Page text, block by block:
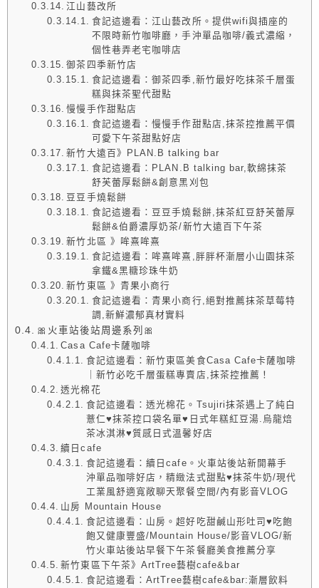
江山藝改所
食記這邊看：江山藝改所。提供wifi與插座的
不限時新竹咖啡廳，手沖單品咖啡/義式濃縮，
個性巷弄老宅咖啡店
御茶四季新竹店
食記這邊看：御茶四季,新竹最好吃抹茶千層蛋
糕與抹茶聖代甜點
慢慢手作甜點店
食記這邊看：慢慢手作甜點店,抹茶控推薦平價
可愛下午茶甜點好店
新竹大遠百》PLAN.B talking bar
食記這邊看：PLAN.B talking bar,軟綿抹茶
舒芙蕾厚鬆餅&創意黑刈包
豆豆手燒鬆餅
食記這邊看：豆豆手燒鬆餅,抹茶紅豆舒芙蕾厚
鬆餅&伯爵濃厚奶茶/新竹大遠百下午茶
新竹北區 》哞熹哞熹
食記這邊看：哞熹哞熹,胖胖杯漸層小山園抹茶
拿鐵&黑糖珍珠牛奶
新竹東區 》青果小商行
食記這邊看：青果小商行,絕對推薦抹茶草莓特
調,新鮮濃郁真材實料
🎀火車站後站周邊系列🎀
Casa Cafe卡薩咖啡
食記這邊看：新竹東區美食Casa Cafe卡薩咖啡
｜新竹必吃千層蛋糕專賣店,抹茶控推薦！
透光棉花
食記這邊看：透光棉花。Tsujiri抹茶遇上了純白
薏仁♥抹茶控口袋名單♥日式年糕紅豆湯.烏龍焙
茶冰淇淋♥質感日式溫馨好店
續日cafe
食記這邊看：續日cafe。火車站後站新開幕手
沖單品咖啡好店，精緻法式甜點♥抹茶牛奶/現代
工業風舒適寬敞聊天聚餐空間/內有影音VLOG
山房 Mountain House
食記這邊看：山房。超好吃甜鹹山形吐司♥吃飽
飽又健康豐盛/Mountain House/影音VLOG/新
竹火車站後站早餐下午茶餐廳美食推薦分享
新竹東區下午茶》ArtTree藝樹cafe&bar
食記這邊看：ArtTree藝樹cafe&bar:漸層飲料